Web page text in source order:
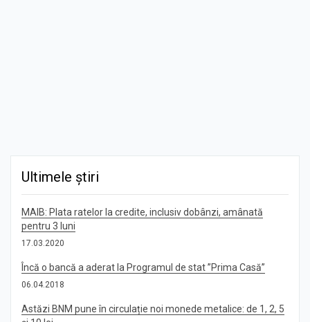
Ultimele știri
MAIB: Plata ratelor la credite, inclusiv dobânzi, amânată
pentru 3 luni
17.03.2020
Încă o bancă a aderat la Programul de stat ”Prima Casă”
06.04.2018
Astăzi BNM pune în circulație noi monede metalice: de 1, 2, 5